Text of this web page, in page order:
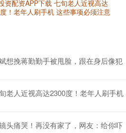
资配资APP下载 七旬老人近视高达
！老年人刷手机 这些事项必须注意
想挽蒋勤勤手被甩脸，跟在身后像犯
老人近视高达2300度！老年人刷手机
头痛哭！再没有家了，网友：给你吓